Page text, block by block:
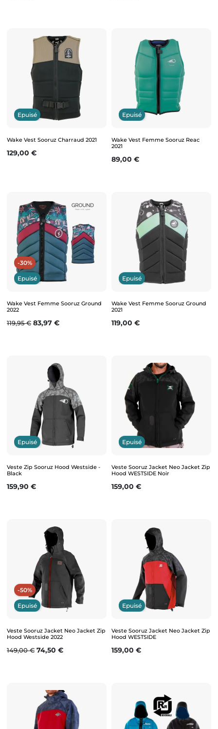
Epuisé
Wake Vest Sooruz Charraud 2021
Prix
129,00 €
Epuisé
Wake Vest Femme Sooruz Reac
2021
Prix
89,00 €
-30%
Epuisé
Wake Vest Femme Sooruz Ground
2022
Prix de base
119,95 € Prix
83,97 €
Epuisé
Wake Vest Femme Sooruz Ground
2021
Prix
119,00 €
Epuisé
Veste Zip Sooruz Hood Westside -
Black
Prix
159,90 €
Epuisé
Veste Sooruz Jacket Neo Jacket Zip
Hood WESTSIDE Noir
Prix
159,00 €
-50%
Epuisé
Veste Sooruz Jacket Neo Jacket Zip
Hood Westside 2022
Prix de base
149,00 € Prix
74,50 €
Epuisé
Veste Sooruz Jacket Neo Jacket Zip
Hood WESTSIDE
Prix
159,00 €